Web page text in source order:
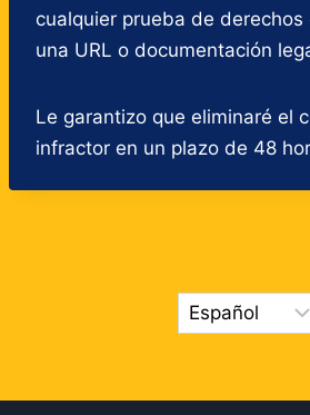
cualquier prueba de derechos
una URL o documentación
Le garantizo que eliminaré el
infractor en un plazo de 48
Elegir
un